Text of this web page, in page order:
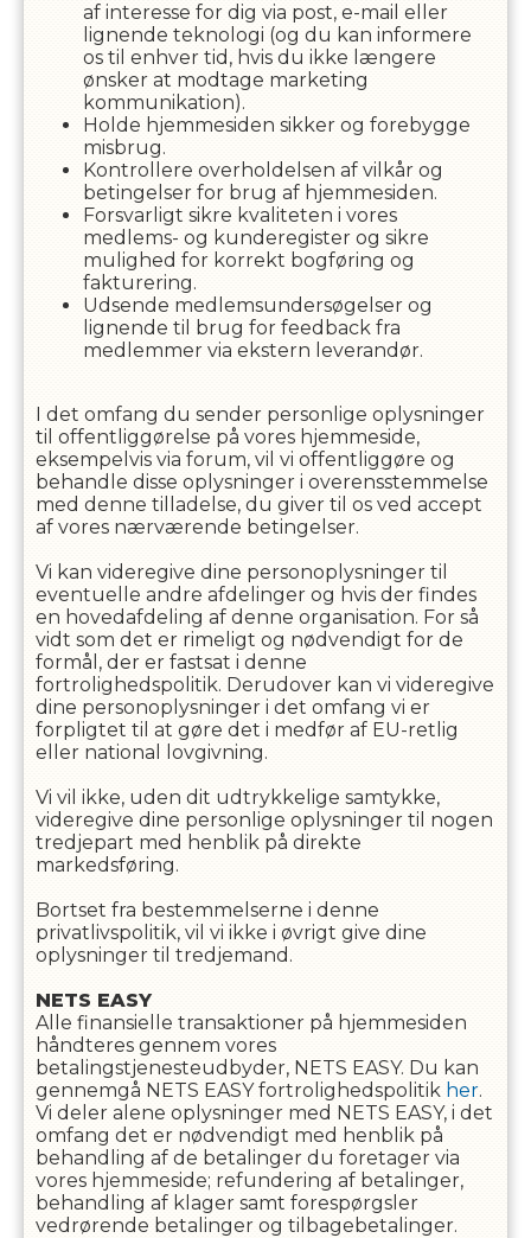
af interesse for dig via post, e-mail eller
lignende teknologi (og du kan informere
os til enhver tid, hvis du ikke længere
ønsker at modtage marketing
kommunikation).
Holde hjemmesiden sikker og forebygge
misbrug.
Kontrollere overholdelsen af ​​vilkår og
betingelser for brug af hjemmesiden.
Forsvarligt sikre kvaliteten i vores
medlems- og kunderegister og sikre
mulighed for korrekt bogføring og
fakturering.
Udsende medlemsundersøgelser og
lignende til brug for feedback fra
medlemmer via ekstern leverandør.
I det omfang du sender personlige oplysninger
til offentliggørelse på vores hjemmeside,
eksempelvis via forum, vil vi offentliggøre og
behandle disse oplysninger i overensstemmelse
med denne tilladelse, du giver til os ved accept
af vores nærværende betingelser.
Vi kan videregive dine personoplysninger til
eventuelle andre afdelinger og hvis der findes
en hovedafdeling af denne organisation. For så
vidt som det er rimeligt og nødvendigt for de
formål, der er fastsat i denne
fortrolighedspolitik. Derudover kan vi videregive
dine personoplysninger i det omfang vi er
forpligtet til at gøre det i medfør af EU-retlig
eller national lovgivning.
Vi vil ikke, uden dit udtrykkelige samtykke,
videregive dine personlige oplysninger til nogen
tredjepart med henblik på direkte
markedsføring.
Bortset fra bestemmelserne i denne
privatlivspolitik, vil vi ikke i øvrigt give dine
oplysninger til tredjemand.
NETS EASY
Alle finansielle transaktioner på hjemmesiden
håndteres gennem vores
betalingstjenesteudbyder, NETS EASY. Du kan
gennemgå NETS EASY fortrolighedspolitik her.
Vi deler alene oplysninger med NETS EASY, i det
omfang det er nødvendigt med henblik på
behandling af de betalinger du foretager via
vores hjemmeside; refundering af betalinger,
behandling af klager samt forespørgsler
vedrørende betalinger og tilbagebetalinger.